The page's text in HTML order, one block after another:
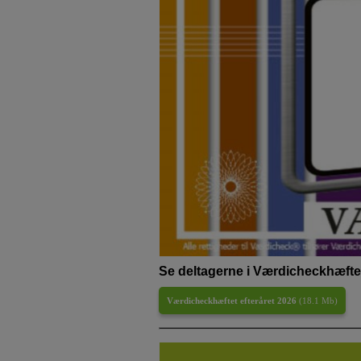
Se deltagerne i
Værdicheckhæftet efteråret 2026 (18.1 Mb)